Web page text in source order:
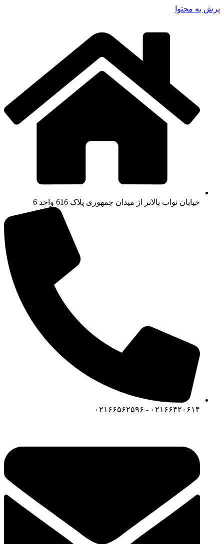
پرش به محتوا
خیابان نواب بالاتر از میدان جمهوری پلاک 616 واحد 6
۰۲۱۶۶۴۲۰۶۱۴ - ۰۲۱۶۶۵۶۲۵۹۶